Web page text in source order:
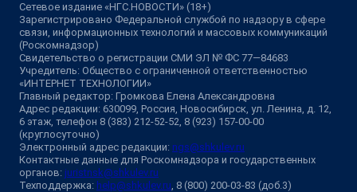
Сетевое издание «НГС.НОВОСТИ» (18+)
Зарегистрировано Федеральной службой по надзору в сфере
связи, информационных технологий и массовых коммуникаций
(Роскомнадзор)
Свидетельство о регистрации СМИ ЭЛ № ФС 77—84683
Учредитель: Общество с ограниченной ответственностью
«ИНТЕРНЕТ ТЕХНОЛОГИИ»
Главный редактор: Громкова Елена Александровна
Адрес редакции: 630099, Россия, Новосибирск, ул. Ленина, д. 12,
6 этаж, телефон 8 (383) 212-52-52, 8 (923) 157-00-00
(круглосуточно)
Электронный адрес редакции: ngs@shkulev.ru
Контактные данные для Роскомнадзора и государственных
органов: juristnsk@shkulev.ru
Техподдержка: help@shkulev.ru, 8 (800) 200-03-83 (доб.3)